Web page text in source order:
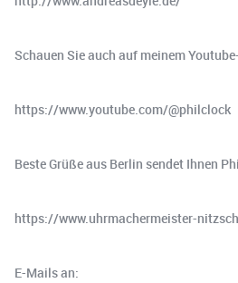
Schauen Sie auch auf meinem
https://www.youtube.com/@philclock
Beste Grüße aus Berlin sendet Ihnen
https://www.uhrmachermeister-
E-Mails an: